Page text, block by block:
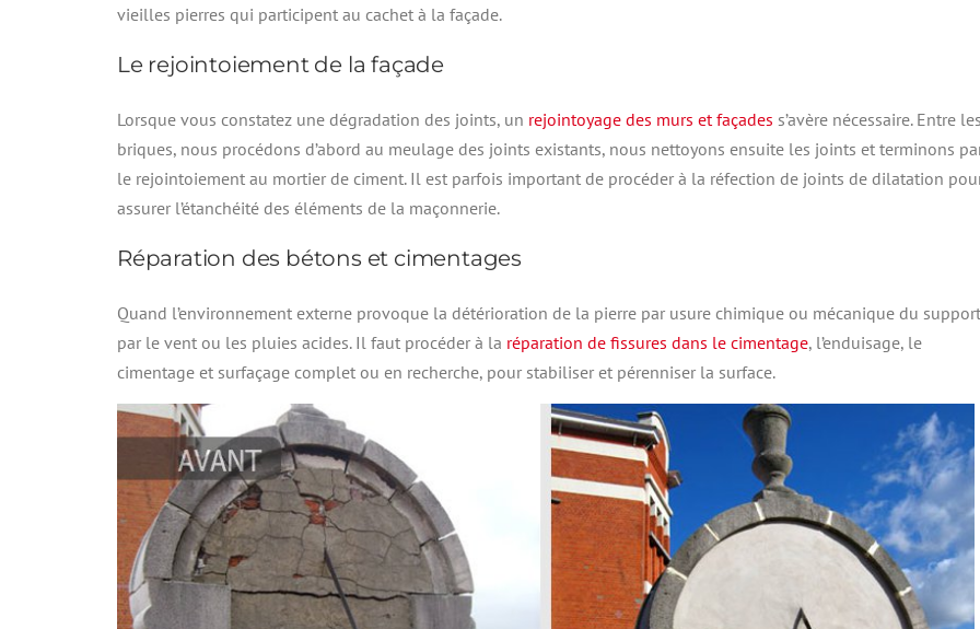
vieilles pierres qui participent au cachet à la façade.
Le rejointoiement de la façade
Lorsque vous constatez une dégradation des joints, un rejointoyage des murs et façades s’avère nécessaire. Entre
briques, nous procédons d’abord au meulage des joints existants, nous nettoyons ensuite les joints et terminons
le rejointoiement au mortier de ciment. Il est parfois important de procéder à la réfection de joints de dilatation
assurer l’étanchéité des éléments de la maçonnerie.
Réparation des bétons et cimentages
Quand l’environnement externe provoque la détérioration de la pierre par usure chimique ou mécanique du support
par le vent ou les pluies acides. Il faut procéder à la réparation de fissures dans le cimentage, l’enduisage, le
cimentage et surfaçage complet ou en recherche, pour stabiliser et pérenniser la surface.